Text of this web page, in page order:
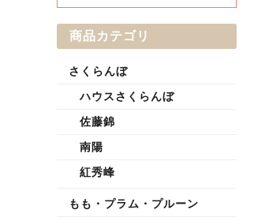
商品カテゴリ
さくらんぼ
ハウスさくらんぼ
佐藤錦
南陽
紅秀峰
もも・プラム・プルーン